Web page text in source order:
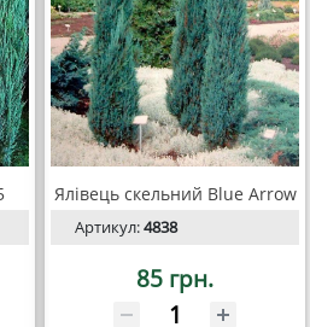
Ялівець скельний Blue Arrow
Артикул:4838
85 грн.